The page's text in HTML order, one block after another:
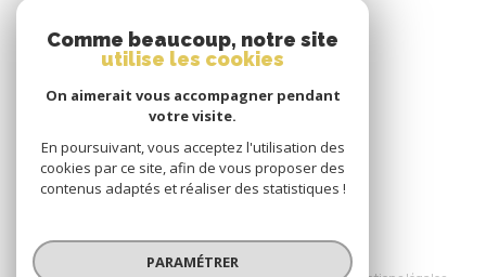
ADHÉRENTS
Nous adhérons
Comme beaucoup, notre site
utilise les cookies
On aimerait vous accompagner pendant
votre visite.
En poursuivant, vous acceptez l'utilisation des
cookies par ce site, afin de vous proposer des
contenus adaptés et réaliser des statistiques !
PARAMÉTRER